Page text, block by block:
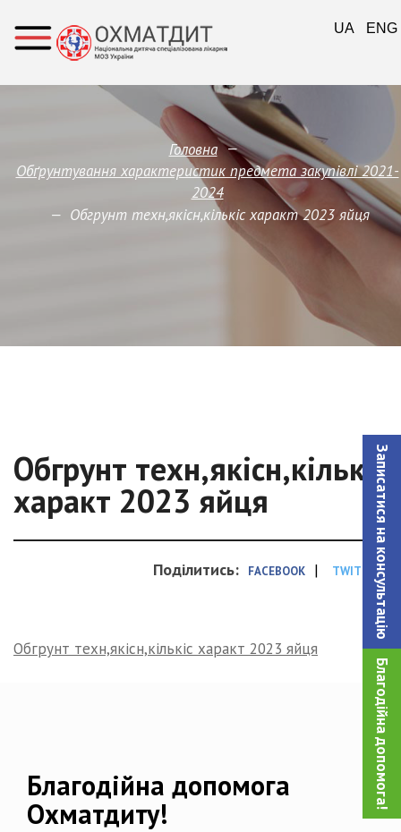
Записатися на консультацiю
Благодійна допомога!
Головна —
Обґрунтування характеристик предмета закупівлi 2021-
2024
— Обгрунт техн,якісн,кількіс характ 2023 яйця
Обгрунт техн,якісн,кількіс
характ 2023 яйця
Поділитись: FACEBOOK | TWITTER
Обгрунт техн,якісн,кількіс характ 2023 яйця
Благодійна допомога
Охматдиту!
UA ENG